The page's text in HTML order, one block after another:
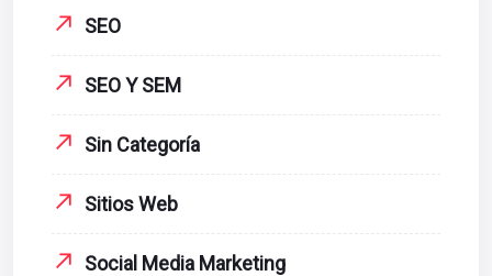
SEO
SEO Y SEM
Sin Categoría
Sitios Web
Social Media Marketing